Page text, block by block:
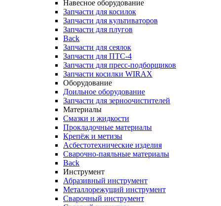
Навесное оборудование
Запчасти для косилок
Запчасти для культиваторов
Запчасти для плугов
Back
Запчасти для сеялок
Запчасти для ПТС-4
Запчасти для пресс-подборщиков
Запчасти косилки WIRAX
Оборудование
Доильное оборудование
Запчасти для зерноочистителей
Материалы
Смазки и жидкости
Прокладочные материалы
Крепёж и метизы
Асбестотехнические изделия
Сварочно-паяльные материалы
Back
Инструмент
Абразивный инструмент
Металлорежущий инструмент
Сварочный инструмент